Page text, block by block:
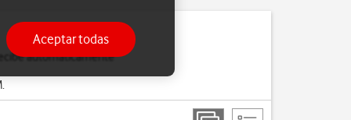
automáticamente
Aceptar todas